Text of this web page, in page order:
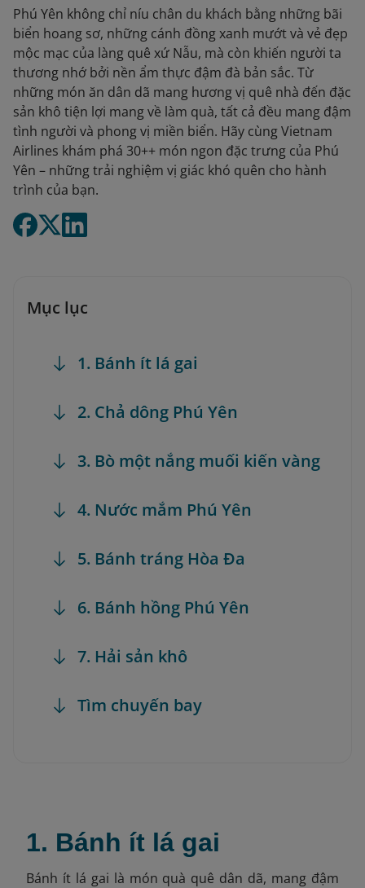
Phú Yên không chỉ níu chân du khách bằng những bãi
biển hoang sơ, những cánh đồng xanh mướt và vẻ đẹp
mộc mạc của làng quê xứ Nẫu, mà còn khiến người ta
thương nhớ bởi nền ẩm thực đậm đà bản sắc. Từ
những món ăn dân dã mang hương vị quê nhà đến đặc
sản khô tiện lợi mang về làm quà, tất cả đều mang đậm
tình người và phong vị miền biển. Hãy cùng Vietnam
Airlines khám phá 30++ món ngon đặc trưng của Phú
Yên – những trải nghiệm vị giác khó quên cho hành
trình của bạn.
Mục lục
1. Bánh ít lá gai
2. Chả dông Phú Yên
3. Bò một nắng muối kiến vàng
4. Nước mắm Phú Yên
5. Bánh tráng Hòa Đa
6. Bánh hồng Phú Yên
7. Hải sản khô
Tìm chuyến bay
1. Bánh ít lá gai
Bánh ít lá gai là món quà quê dân dã, mang đậm